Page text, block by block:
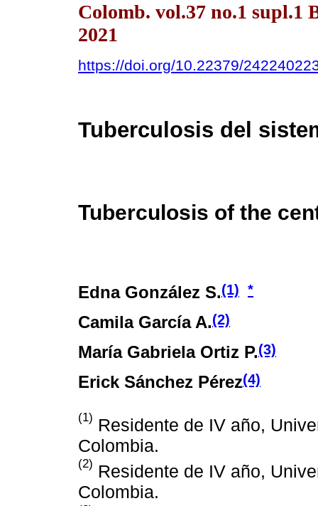
Colomb. vol.37 no.1 supl.1
2021
https://doi.org/10.22379/
Tuberculosis del
Tuberculosis of the
Edna González S.(1) *
Camila García A.(2)
María Gabriela Ortiz P.(3)
Erick Sánchez Pérez(4)
(1) Residente de IV año,
Colombia.
(2) Residente de IV año,
Colombia.